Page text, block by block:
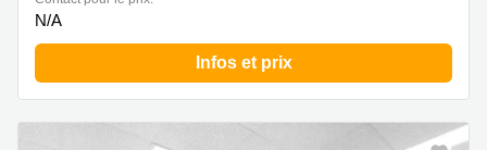
N/A
Infos et prix